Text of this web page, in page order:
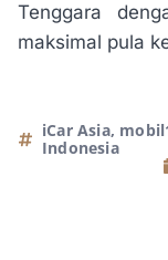
Tenggara
maksimal pula
iCar Asia,
Indonesia